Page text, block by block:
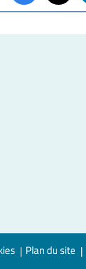
Plan du site